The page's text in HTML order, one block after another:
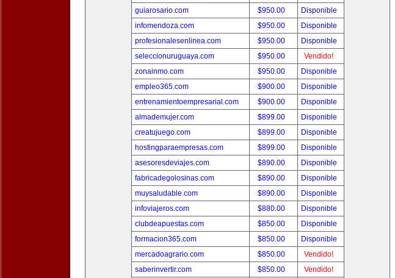
guiarosario.com
$950.00
Disponible
infomendoza.com
$950.00
Disponible
profesionalesenlinea.com
$950.00
Disponible
seleccionuruguaya.com
$950.00
Vendido!
zonainmo.com
$950.00
Disponible
empleo365.com
$900.00
Disponible
entrenamientoempresarial.com
$900.00
Disponible
almademujer.com
$899.00
Disponible
creatujuego.com
$899.00
Disponible
hostingparaempresas.com
$899.00
Disponible
asesoresdeviajes.com
$890.00
Disponible
fabricadegolosinas.com
$890.00
Disponible
muysaludable.com
$890.00
Disponible
infoviajeros.com
$880.00
Disponible
clubdeapuestas.com
$850.00
Disponible
formacion365.com
$850.00
Disponible
mercadoagrario.com
$850.00
Vendido!
saberinvertir.com
$850.00
Vendido!